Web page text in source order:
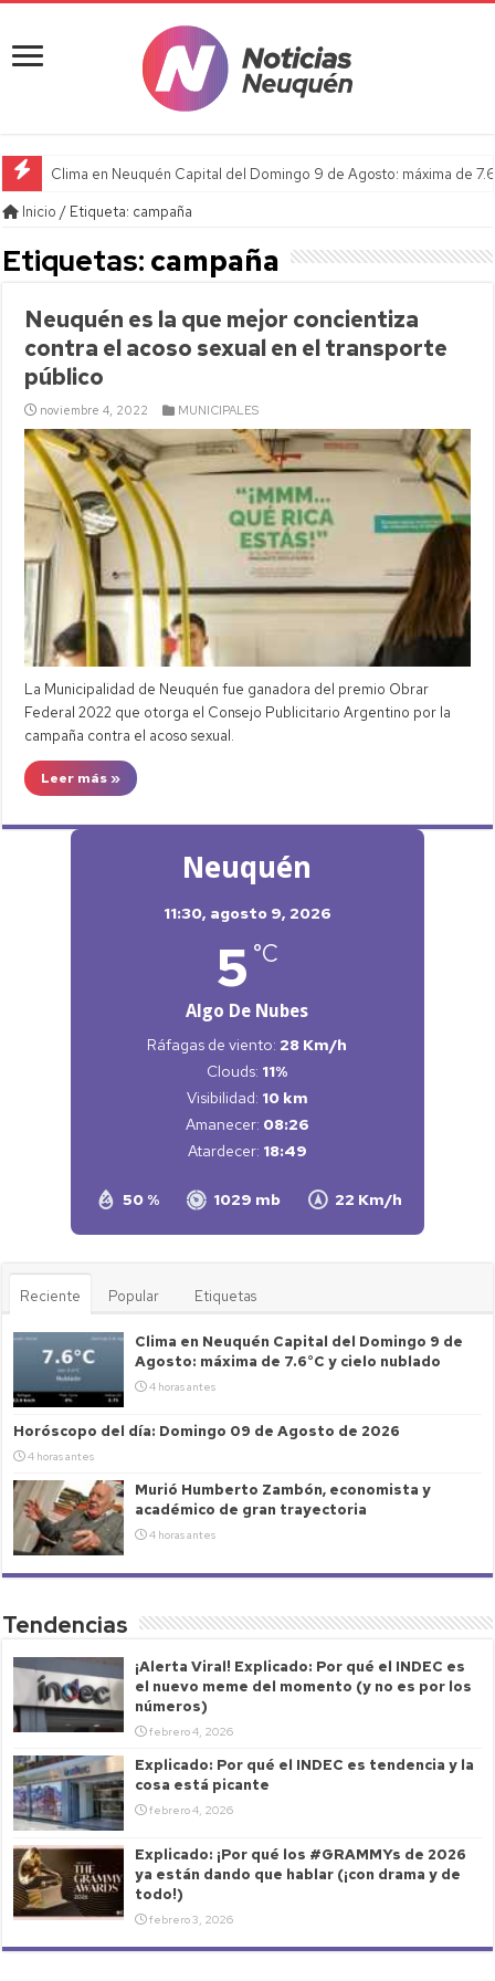
Clima en Neuquén Capital del Domingo 9 de Agosto: máxima de
Inicio / Etiqueta: campaña
Etiquetas: campaña
Neuquén es la que mejor concientiza
contra el acoso sexual en el transporte
público
noviembre 4, 2022 MUNICIPALES
La Municipalidad de Neuquén fue ganadora del premio Obrar
Federal 2022 que otorga el Consejo Publicitario Argentino por la
campaña contra el acoso sexual.
Leer más »
Neuquén
11:30, agosto 9, 2026
5 °C
Algo De Nubes
50 % 1029 mb 22 Km/h
Ráfagas de viento: 28 Km/h
Clouds: 11%
Visibilidad: 10 km
Amanecer: 08:26
Atardecer: 18:49
Reciente Popular Etiquetas
Clima en Neuquén Capital del Domingo 9 de
Agosto: máxima de 7.6°C y cielo nublado
4 horas antes
Horóscopo del día: Domingo 09 de Agosto de 2026
4 horas antes
Murió Humberto Zambón, economista y
académico de gran trayectoria
4 horas antes
Tendencias
¡Alerta Viral! Explicado: Por qué el INDEC es
el nuevo meme del momento (y no es por los
números)
febrero 4, 2026
Explicado: Por qué el INDEC es tendencia y la
cosa está picante
febrero 4, 2026
Explicado: ¡Por qué los #GRAMMYs de 2026
ya están dando que hablar (¡con drama y de
todo!)
febrero 3, 2026